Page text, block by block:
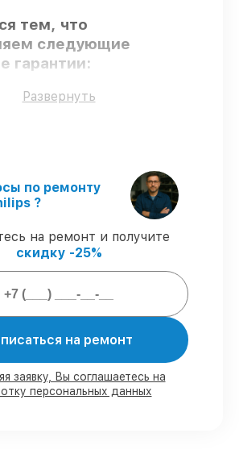
тем, что
следующие
гарантии:
сроков обслуживания
193V5LSB2
62(10)] выполняется строго в
гарантия–
официальное
сопровождение после
под контролем клиента
для мониторов
Развернуть
по ремонту
?
на ремонт и получите
скидку -25%
на ремонт
заявку, Вы соглашаетесь на
персональных данных